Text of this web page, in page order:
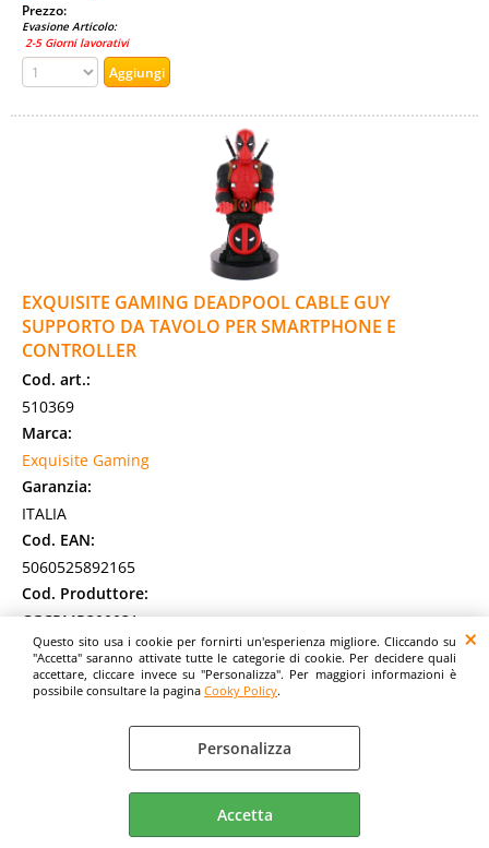
Questo sito usa i cookie per fornirti un'esperienza migliore. Cliccando su
"Accetta" saranno attivate tutte le categorie di cookie. Per decidere quali
accettare, cliccare invece su "Personalizza". Per maggiori informazioni è
possibile consultare la pagina Cooky Policy.
Personalizza
Accetta
Prezzo:
Evasione Articolo:
2-5 Giorni lavorativi
EXQUISITE GAMING DEADPOOL CABLE GUY
SUPPORTO DA TAVOLO PER SMARTPHONE E
CONTROLLER
Cod. art.:
510369
Marca:
Exquisite Gaming
Garanzia:
ITALIA
Cod. EAN:
5060525892165
Cod. Produttore:
CGCRMR300031
Cable Guys - Supporto da tavolo per Smartphone e
Controller. Tutti i Cable Guys hanno licenza ufficiale e sono
compatibili con i controller [...]